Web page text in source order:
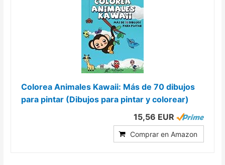
Colorea Animales Kawaii: Más de 70 dibujos
para pintar (Dibujos para pintar y colorear)
15,56 EUR
Comprar en Amazon